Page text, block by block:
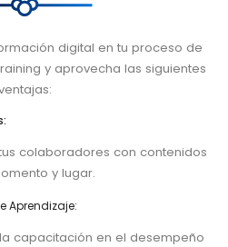
digital en tu proceso de
y aprovecha las siguientes
colaboradores con contenidos
y lugar.
Aprendizaje:
capacitación en el desempeño